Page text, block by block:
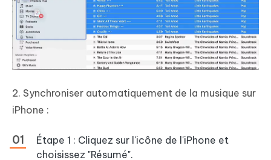
2. Synchroniser automatiquement de la musique sur
iPhone :
Étape 1 : Cliquez sur l'icône de l'iPhone et
choisissez "Résumé".